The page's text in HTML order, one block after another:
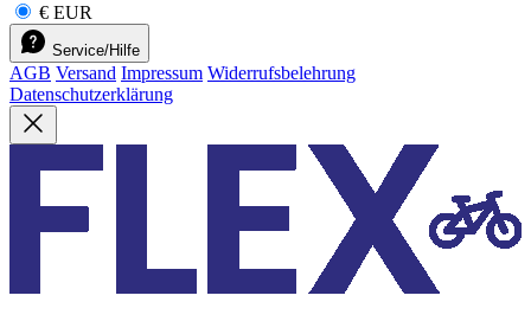
€ EUR
Service/Hilfe
AGB Versand Impressum Widerrufsbelehrung
Datenschutzerklärung